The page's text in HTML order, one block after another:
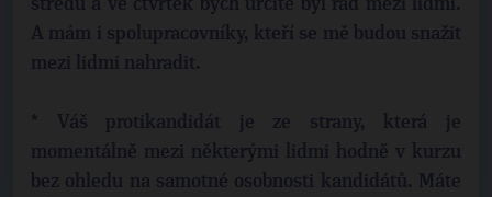
středu a ve čtvrtek bych určitě byl rád mezi lidmi.
A mám i spolupracovníky, kteří se mě budou snažit
mezi lidmi nahradit.
* Váš protikandidát je ze strany, která je
momentálně mezi některými lidmi hodně v kurzu
bez ohledu na samotné osobnosti kandidátů. Máte